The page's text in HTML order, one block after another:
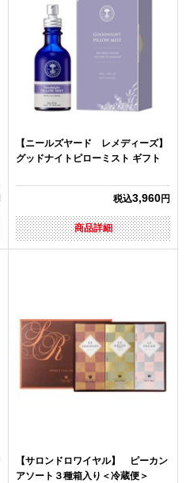
【ニールズヤード レメディーズ】
グッドナイトピローミスト ギフト
税込3,960円
商品詳細
【サロンドロワイヤル】 ピーカン
アソート３種箱入り＜冷蔵便＞